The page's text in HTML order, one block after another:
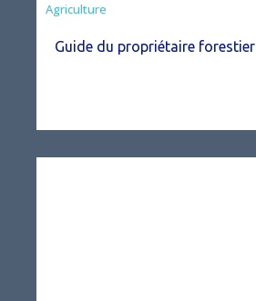
Agriculture
Guide du propriétaire forestier